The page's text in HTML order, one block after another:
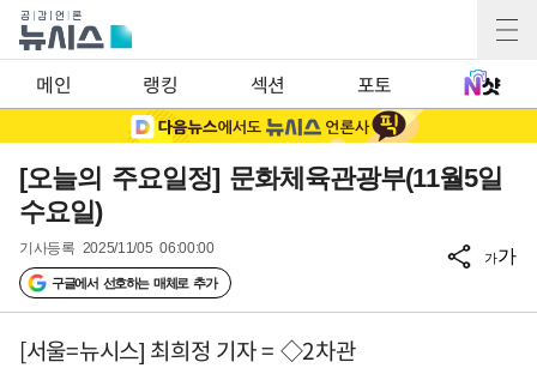
메인 랭킹 섹션 포토
[오늘의 주요일정] 문화체육관광부(11월5일
수요일)
기사등록 2025/11/05 06:00:00
구글에서 선호하는 매체로 추가
가가
[서울=뉴시스] 최희정 기자 = ◇2차관